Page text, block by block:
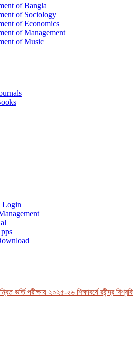
of Bangla
of Sociology
of Economics
of Management
of Music
Login
পরীক্ষায় ২০২৫-২৬ শিক্ষাবর্ষে রবীন্দ্র